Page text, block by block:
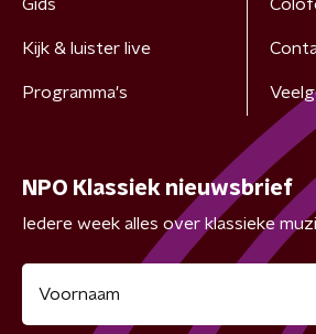
Gids
Kijk & luister live
Programma's
NPO Klassiek nieuwsbrief
Iedere week alles over klassieke